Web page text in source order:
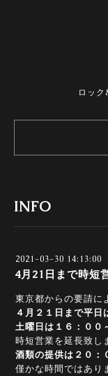
ロッ
INFO
2021-03-30 14:13:00
4月21日まで時短
東京都からの要請に
４月２１日まで平日
土曜日は１６：００
時短営業を延長致し
酒類の提供は２０：
僅かな時間ではあり